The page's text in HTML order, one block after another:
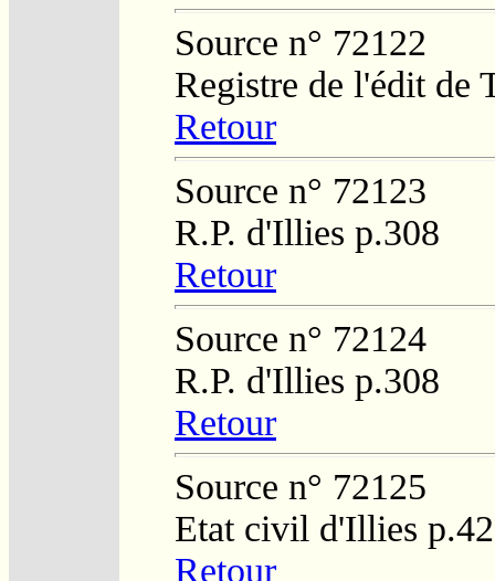
Source n° 72122
Registre de l'édit de
Retour
Source n° 72123
R.P. d'Illies p.308
Retour
Source n° 72124
R.P. d'Illies p.308
Retour
Source n° 72125
Etat civil d'Illies
Retour